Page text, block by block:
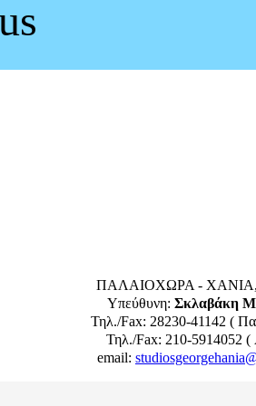
ΠΑΛΑΙΟΧΩΡΑ -
Υπεύθυνη: Σκλαβάκη
Τηλ./Fax: 28230-41142 (
Τηλ./Fax: 210-5914052 (
email: